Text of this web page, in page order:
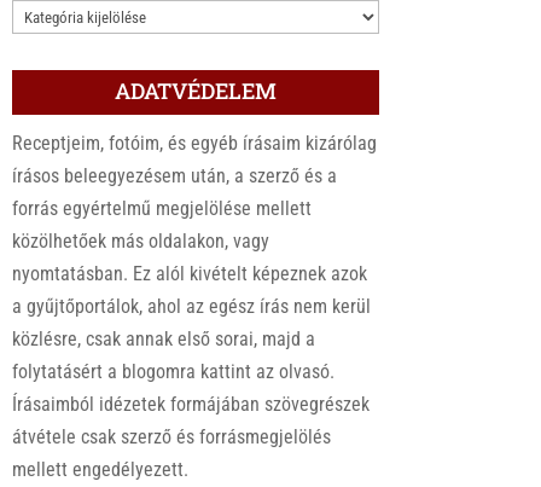
KATEGÓRIÁK
ADATVÉDELEM
Receptjeim, fotóim, és egyéb írásaim kizárólag
írásos beleegyezésem után, a szerző és a
forrás egyértelmű megjelölése mellett
közölhetőek más oldalakon, vagy
nyomtatásban. Ez alól kivételt képeznek azok
a gyűjtőportálok, ahol az egész írás nem kerül
közlésre, csak annak első sorai, majd a
folytatásért a blogomra kattint az olvasó.
Írásaimból idézetek formájában szövegrészek
átvétele csak szerző és forrásmegjelölés
mellett engedélyezett.